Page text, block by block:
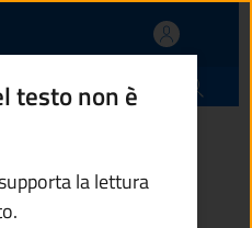
tariffe
scheda).
Camuno
testo non è
la lettura